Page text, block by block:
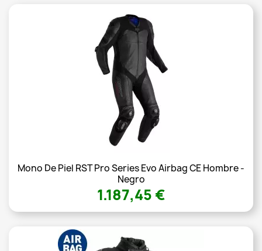
Mono De Piel RST Pro Series Evo Airbag CE Hombre -
Negro
1.187,45 €